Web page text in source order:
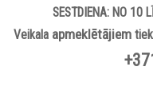
SESTDIENA: NO 10
Veikala apmeklētājiemtiek